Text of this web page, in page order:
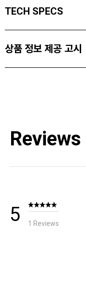
그리고 그 사이 모든 액티
을 결합하였습니다.
BD.dry™ 방수 기능과 EVA
PRODUCT
100% 방수 BD.dry™
네오프렌 프리라이드
추운 겨울 온기를 위한
TECH SPECS
S-XL
시리즈
상품 정보 제공 고시
[Shell 1] Goatskin [Shell 2]
100% Polyester [Gore-Tex
블랙다이아몬드/ 수입자 (주)
Reviews